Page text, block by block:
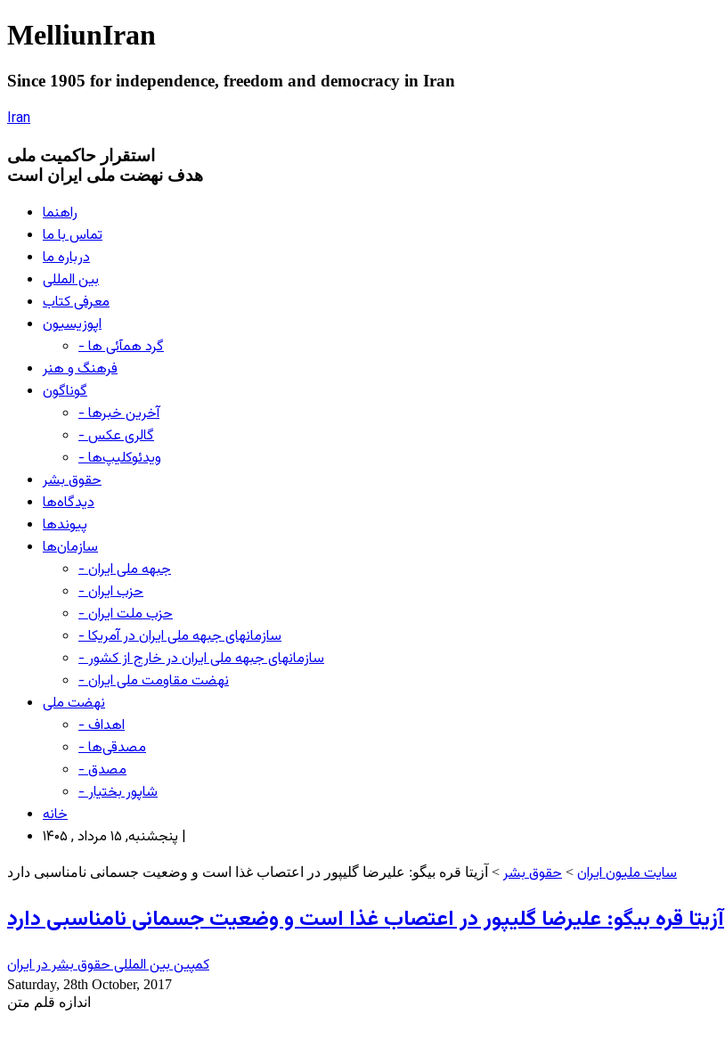
MelliunIran
Since 1905 for independence, freedom and democracy in Iran
Iran
استقرار حاکميت ملی
هدف نهضت ملی ایران است
راهنما
تماس با ما
درباره ما
بین المللی
معرفی کتاب
اپوزیسیون
- گرد همآئی ها
فرهنگ و هنر
گوناگون
- آخرین خبرها
- گالری عکس
- ویدئوکلیپ‌ها
حقوق بشر
دیدگاه‌ها
پیوندها
سازمان‌ها
- جبهه ملی ایران
- حزب ایران
- حزب ملت ایران
- سازمانهای جبهه ملی ایران در آمریکا
- سازمانهای جبهه ملی ایران در خارج از کشور
- نهضت مقاومت ملی ایران
نهضت ملی
- اهداف
- مصدقی‌ها
- مصدق
- شاپور بختیار
خانه
پنجشنبه, ۱۵ مرداد , ۱۴۰۵ |
سایت ملیون ایران > حقوق بشر > آزیتا قره بیگو: علیرضا گلیپور در اعتصاب غذا است و وضعیت جسمانی نامناسبی دارد
آزیتا قره بیگو: علیرضا گلیپور در اعتصاب غذا است و وضعیت جسمانی نامناسبی دارد
کمپین بین المللی حقوق بشر در ایران
Saturday, 28th October, 2017
اندازه قلم متن